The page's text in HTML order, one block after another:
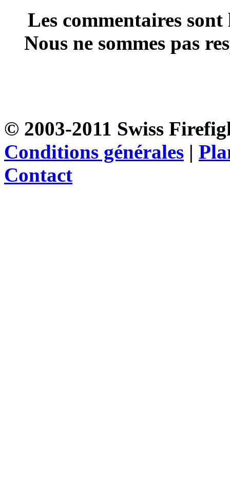
Les commentaires
Nous ne sommes pas
© 2003-2011 Swiss
Conditions générales |
Contact